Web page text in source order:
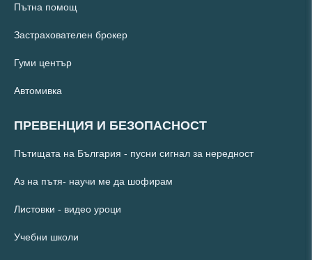
Пътна помощ
Застрахователен брокер
Гуми център
Автомивка
ПРЕВЕНЦИЯ И БЕЗОПАСНОСТ
Пътищата на България - пусни сигнал за нередност
Аз на пътя- научи ме да шофирам
Листовки - видео уроци
Учебни школи